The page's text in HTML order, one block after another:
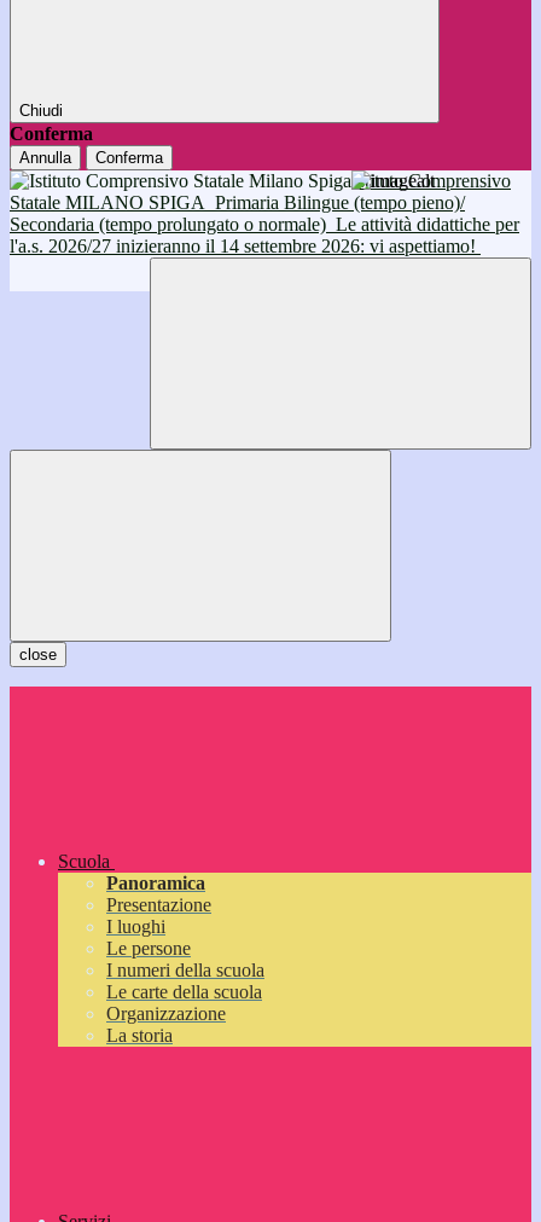
Chiudi
Conferma
Annulla Conferma
Istituto Comprensivo
Statale MILANO SPIGA Primaria Bilingue (tempo pieno)/
Secondaria (tempo prolungato o normale) Le attività didattiche per
l'a.s. 2026/27 inizieranno il 14 settembre 2026: vi aspettiamo!
close
Scuola
Panoramica
Presentazione
I luoghi
Le persone
I numeri della scuola
Le carte della scuola
Organizzazione
La storia